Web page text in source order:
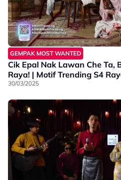
GEMPAK MOST WANTED
Cik Epal Nak Lawan Che Ta,
Raya! | Motif Trending S4
30/03/2025